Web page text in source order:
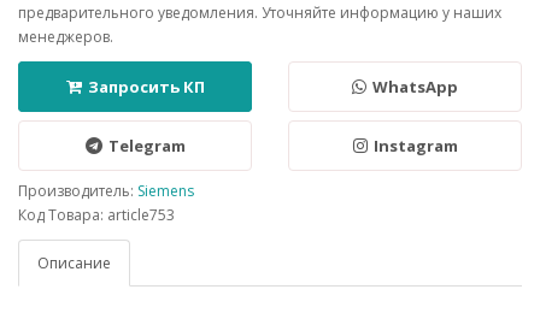
предварительного уведомления. Уточняйте информацию у наших
менеджеров.
Запросить КП WhatsApp
Telegram Instagram
Производитель: Siemens
Код Товара: article753
Описание